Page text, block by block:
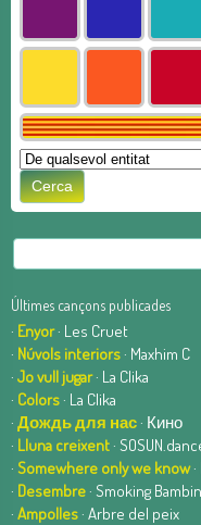
Últimes cançons publicades
· Enyor· Les Cruet
· Núvols interiors· Maxhim C
· Jo vull jugar· La Clika
· Colors· La Clika
· Дождь для нас· Кино
· Lluna creixent·
· Somewhere only we know·
· Desembre· Smoking
· Ampolles· Arbre del peix